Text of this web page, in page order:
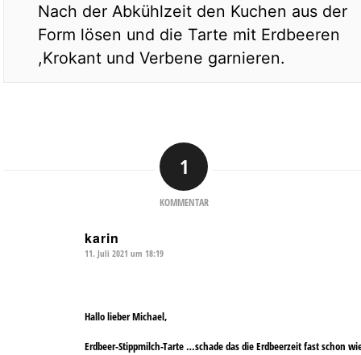
Nach der Abkühlzeit den Kuchen aus der
Form lösen und die Tarte mit Erdbeeren
,Krokant und Verbene garnieren.
1
KOMMENTAR
karin
sagte:
11. Juli 2021 um 18:19
Hallo lieber Michael,
Erdbeer-Stippmilch-Tarte …schade das die Erdbeerzeit fast schon